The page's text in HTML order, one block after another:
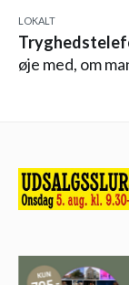
LOKALT
øje med, om